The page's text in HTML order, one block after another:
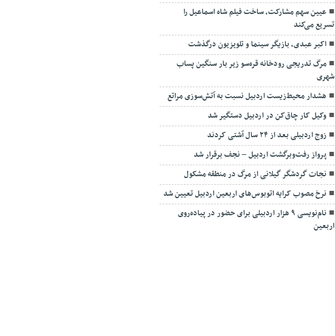
عیین سهم مشارکت، ساخت فیلم شاه‌ اسماعیل را
تسریع می‌کند
اکبر عبدی، بازیگر سینما و تلویزیون درگذشت
مرگ تدریجی رودخانه قره‌سو زیر بار سنگین پساب
شهری
هشدار محیط‌زیست اردبیل نسبت به آتش‌سوزی مراتع
وکیل کار چاق‌کن در اردبیل دستگیر شد
زوج اردبیلی بعد از ۲۴ سال آشتی کردند
پرواز رفت‌وبرگشت اردبیل – نجف برقرار شد
نجات گردشگر گیلانی از مرگ در منطقه مشکول
نرخ مصوب کرایه اتوبوس‌های اربعین اردبیل تعیین شد
نام‌نویسی ۹ هزار اردبیلی برای حضور در پیاده‌روی
اربعین